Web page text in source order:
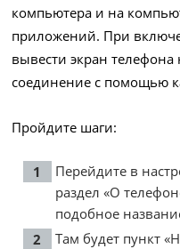
компьютера и на
приложений. При
вывести экран телефона
соединение с помощью
Пройдите шаги:
Перейдите в
раздел «О
подобное
Там будет пункт